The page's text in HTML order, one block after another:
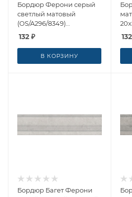
Бордюр Ферони серый
светлый матовый
(OS/A296/8349)
20x5.7x0.69 от Kerama
132 ₽
В КОРЗИНУ
132
Бордюр Багет Ферони